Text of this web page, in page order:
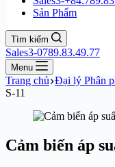
Sản Phẩm
Tìm kiếm
Sales3-0789.83.49.77
Menu
Trang chủ Đại lý Phân
S-11
Cảm biến áp